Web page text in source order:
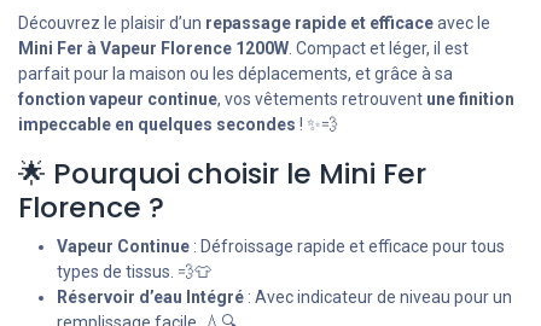
Découvrez le plaisir d’un repassage rapide et efficaceavec le
Mini Fer à Vapeur Florence 1200W . Compact et léger, il est
parfait pour la maison ou les déplacements, et grâce à sa
fonction vapeur continue, vos vêtements retrouvent une finition
impeccable en quelques secondes ! ✨💨
🌟 Pourquoi choisir le Mini Fer
Florence ?
Vapeur Continue : Défroissage rapide et efficace pour tous
types de tissus. 💨👕
Réservoir d’eau Intégré : Avec indicateur de niveau pour un